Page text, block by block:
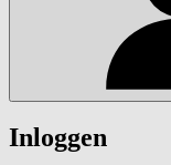
Inloggen